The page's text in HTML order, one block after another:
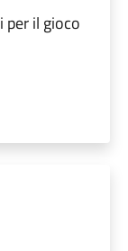
per il gioco